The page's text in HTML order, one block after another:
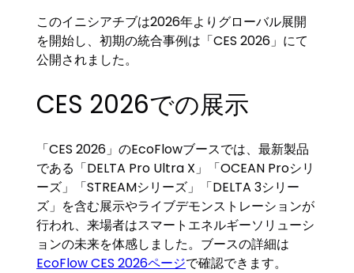
このイニシアチブは2026年よりグローバル展開
を開始し、初期の統合事例は「CES 2026」にて
公開されました。
CES 2026での展示
「CES 2026」のEcoFlowブースでは、最新製品
である「DELTA Pro Ultra X」「OCEAN Proシリ
ーズ」「STREAMシリーズ」「DELTA 3シリー
ズ」を含む展示やライブデモンストレーションが
行われ、来場者はスマートエネルギーソリューシ
ョンの未来を体感しました。ブースの詳細は
EcoFlow CES 2026ページで確認できます。